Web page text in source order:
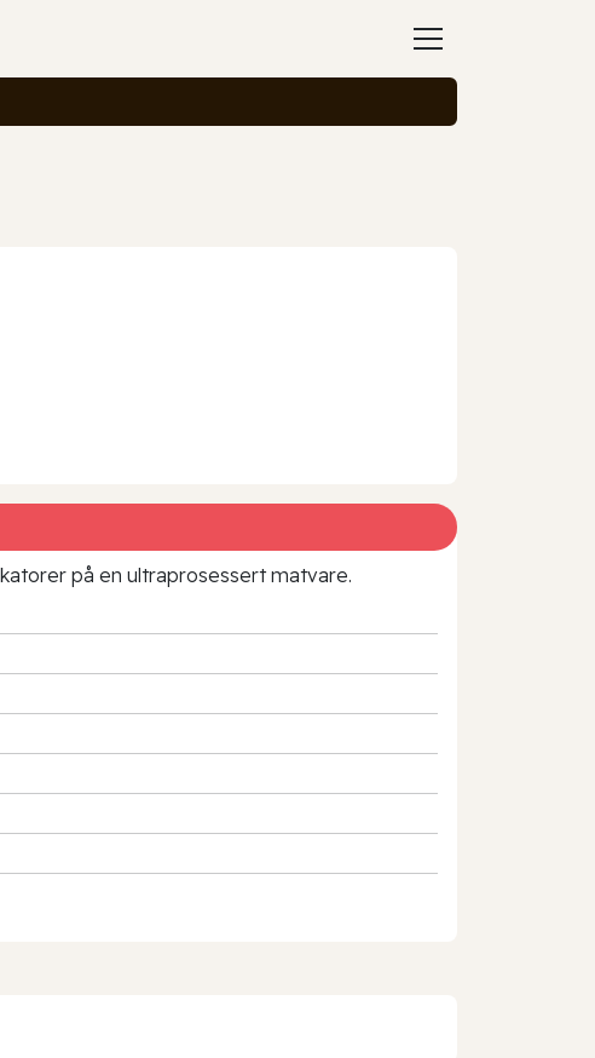
på en ultraprosessert matvare.